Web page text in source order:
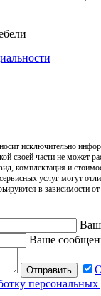
исключительно
своей части не может
комплектация и
услуг могут
в зависимости от
Ваш
Ваше